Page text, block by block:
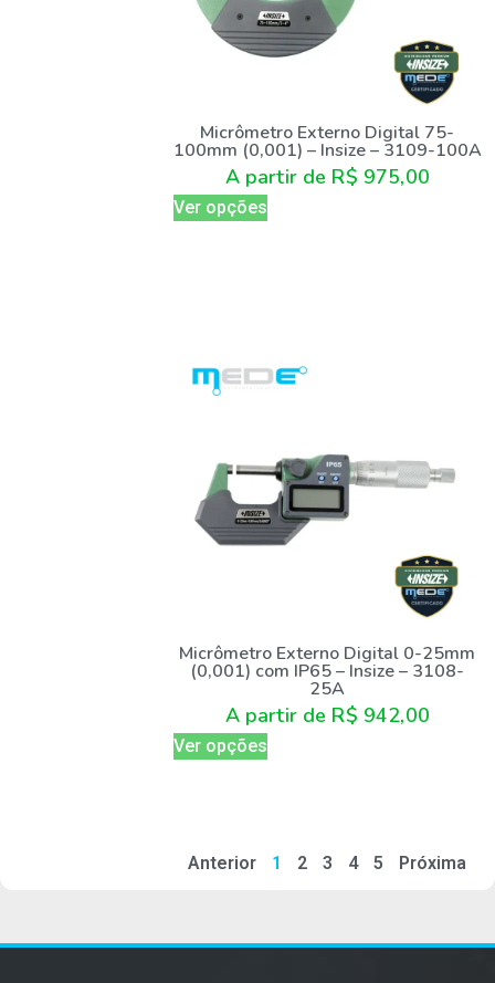
Micrômetro Externo Digital 75-
100mm (0,001) – Insize – 3109-100A
A partir de R$ 975,00
Ver opções
Micrômetro Externo Digital 0-25mm
(0,001) com IP65 – Insize – 3108-
25A
A partir de R$ 942,00
Ver opções
Anterior 1 2 3 4 5 Próxima